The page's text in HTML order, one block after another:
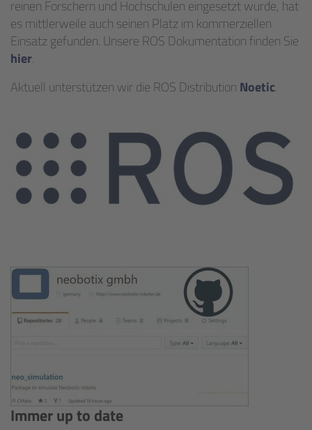
reinen Forschern und Hochschulen eingesetzt wurde, hat
es mittlerweile auch seinen Platz im kommerziellen
Einsatz gefunden. Unsere ROS Dokumentation finden Sie
hier.
Aktuell unterstützen wir die ROS Distribution Noetic.
Immer up to date